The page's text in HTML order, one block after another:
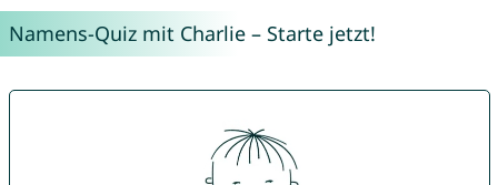
Namens-Quiz mit Charlie – Starte jetzt!